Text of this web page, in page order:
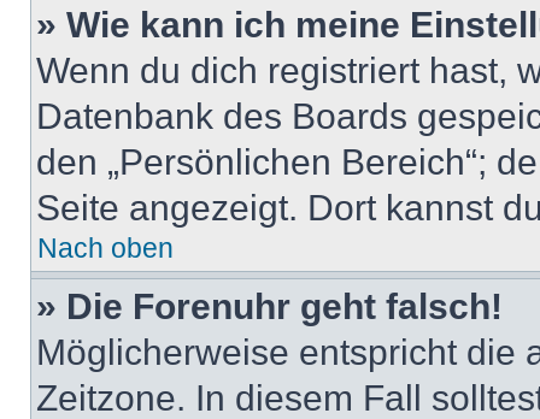
» Wie kann ich meine
Wenn du dich registriert hast,
Datenbank des Boards
den „Persönlichen Bereich“;
Seite angezeigt. Dort kannst
Nach oben
» Die Forenuhr geht falsch!
Möglicherweise entspricht die
Zeitzone. In diesem Fall